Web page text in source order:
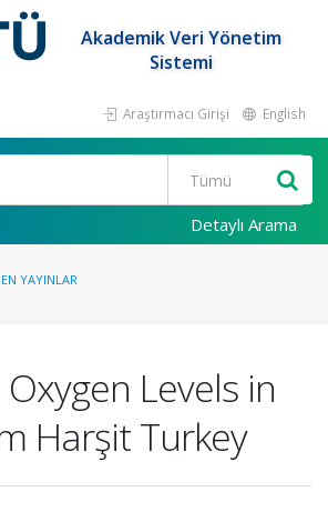
Akademik Veri Yönetim
Sistemi
Araştırmacı Girişi English
Detaylı Arama
YAYINLAR
Levels in
Harşit Turkey